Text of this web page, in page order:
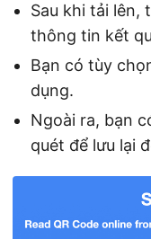
Sau khi tải lên,
thông tin kết
Bạn có tùy
dụng.
Ngoài ra, bạn
quét để lưu lại